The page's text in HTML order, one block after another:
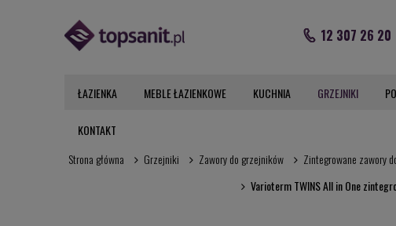
12 307 26 20
ŁAZIENKA MEBLE ŁAZIENKOWE KUCHNIA GRZEJNIKI
KONTAKT
Strona główna
Grzejniki Zawory do grzejników
Zintegrowane zawory
Varioterm TWINS All in One